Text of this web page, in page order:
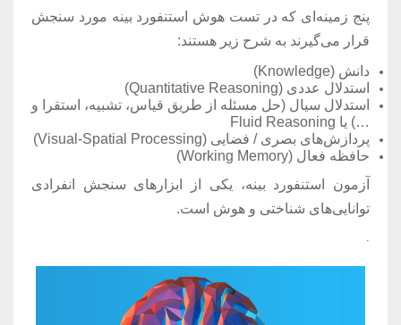
پنج زمینه‌ای که در تست هوش استنفورد بینه مورد سنجش
قرار می‌گیرند به شرح زیر هستند:
دانش (Knowledge)
استدلال عددی (Quantitative Reasoning)
استدلال سیال (حل مسئله از طریق قیاس، تشبیه، استقرا و
…) یا Fluid Reasoning
پردازش‌های بصری / فضایی (Visual-Spatial Processing)
حافظه فعال (Working Memory)
آزمون استنفورد بینه، یکی از ابزارهای سنجش انفرادی
توانایی‌های شناختی و هوش است.